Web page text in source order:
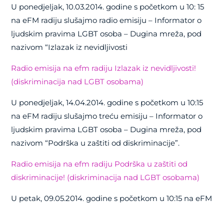
U ponedjeljak, 10.03.2014. godine s početkom u 10: 15
na eFM radiju slušajmo radio emisiju – Informator o
ljudskim pravima LGBT osoba – Dugina mreža, pod
nazivom “Izlazak iz nevidljivosti
Radio emisija na efm radiju Izlazak iz nevidljivosti!
(diskriminacija nad LGBT osobama)
U ponedjeljak, 14.04.2014. godine s početkom u 10:15
na eFM radiju slušajmo treću emisiju – Informator o
ljudskim pravima LGBT osoba – Dugina mreža, pod
nazivom “Podrška u zaštiti od diskriminacije”.
Radio emisija na efm radiju Podrška u zaštiti od
diskriminacije! (diskriminacija nad LGBT osobama)
U petak, 09.05.2014. godine s početkom u 10:15 na eFM